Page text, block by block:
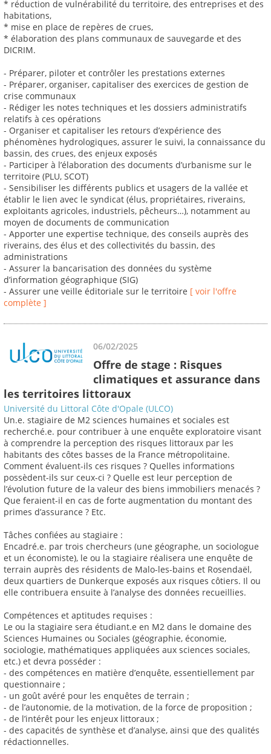
* réduction de vulnérabilité du territoire, des entreprises et des
habitations,
* mise en place de repères de crues,
* élaboration des plans communaux de sauvegarde et des
DICRIM.
- Préparer, piloter et contrôler les prestations externes
- Préparer, organiser, capitaliser des exercices de gestion de
crise communaux
- Rédiger les notes techniques et les dossiers administratifs
relatifs à ces opérations
- Organiser et capitaliser les retours d’expérience des
phénomènes hydrologiques, assurer le suivi, la connaissance du
bassin, des crues, des enjeux exposés
- Participer à l’élaboration des documents d’urbanisme sur le
territoire (PLU, SCOT)
- Sensibiliser les différents publics et usagers de la vallée et
établir le lien avec le syndicat (élus, propriétaires, riverains,
exploitants agricoles, industriels, pêcheurs…), notamment au
moyen de documents de communication
- Apporter une expertise technique, des conseils auprès des
riverains, des élus et des collectivités du bassin, des
administrations
- Assurer la bancarisation des données du système
d’information géographique (SIG)
- Assurer une veille éditoriale sur le territoire [ voir l'offre
complète ]
06/02/2025
Offre de stage : Risques
climatiques et assurance dans
les territoires littoraux
Université du Littoral Côte d'Opale (ULCO)
Un.e. stagiaire de M2 sciences humaines et sociales est
recherché.e. pour contribuer à une enquête exploratoire visant
à comprendre la perception des risques littoraux par les
habitants des côtes basses de la France métropolitaine.
Comment évaluent-ils ces risques ? Quelles informations
possèdent-ils sur ceux-ci ? Quelle est leur perception de
l’évolution future de la valeur des biens immobiliers menacés ?
Que feraient-il en cas de forte augmentation du montant des
primes d’assurance ? Etc.
Tâches confiées au stagiaire :
Encadré.e. par trois chercheurs (une géographe, un sociologue
et un économiste), le ou la stagiaire réalisera une enquête de
terrain auprès des résidents de Malo-les-bains et Rosendaël,
deux quartiers de Dunkerque exposés aux risques côtiers. Il ou
elle contribuera ensuite à l’analyse des données recueillies.
Compétences et aptitudes requises :
Le ou la stagiaire sera étudiant.e en M2 dans le domaine des
Sciences Humaines ou Sociales (géographie, économie,
sociologie, mathématiques appliquées aux sciences sociales,
etc.) et devra posséder :
- des compétences en matière d’enquête, essentiellement par
questionnaire ;
- un goût avéré pour les enquêtes de terrain ;
- de l’autonomie, de la motivation, de la force de proposition ;
- de l’intérêt pour les enjeux littoraux ;
- des capacités de synthèse et d’analyse, ainsi que des qualités
rédactionnelles.